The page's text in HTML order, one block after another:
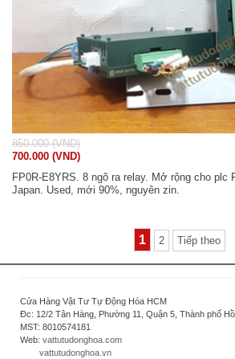
850.000 (VND)
700.000 (VND)
FP0R-E8YRS. 8 ngõ ra relay. Mở rộng cho plc
Japan. Used, mới 90%, nguyên zin.
1 2 Tiếp theo
Cửa Hàng Vật Tư Tự Động Hóa HCM
Đc: 12/2 Tân Hàng, Phường 11, Quận 5, Thành phố
MST: 8010574181
Web: vattutudonghoa.com
vattutudonghoa.vn